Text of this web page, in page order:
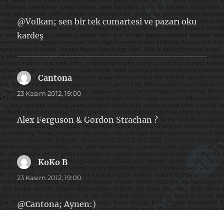
@Volkan; sen bir tek cumartesi ve pazarı oku
kardeş
Cantonadedi
ki:
23 Kasım 2012, 19:00
Alex Ferguson & Gordon Strachan ?
KoKo Bdedi
ki:
23 Kasım 2012, 19:00
@Cantona; Aynen:)